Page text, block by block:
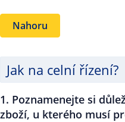
Nahoru
Jak na celní řízení?
1. Poznamenejte si
zboží, u kterého musí